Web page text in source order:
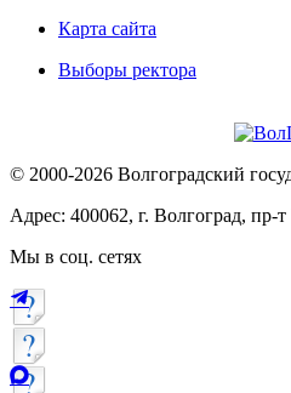
Карта сайта
Выборы ректора
© 2000-2026 Волгоградский
Адрес: 400062, г. Волгоград, пр-
Мы в соц. сетях